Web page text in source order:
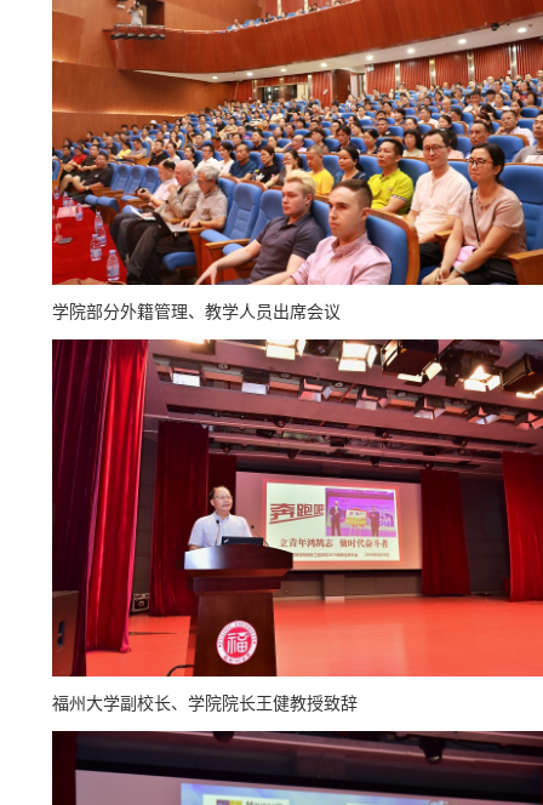
学院部分外籍管理、教学人员出席会议
福州大学副校长、学院院长王健教授致辞